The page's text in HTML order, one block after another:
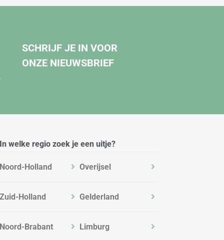
SCHRIJF JE IN VOOR
ONZE NIEUWSBRIEF
welke regio zoek je een uitje?
Holland
Holland
Brabant
Overijsel
Gelderland
Limburg